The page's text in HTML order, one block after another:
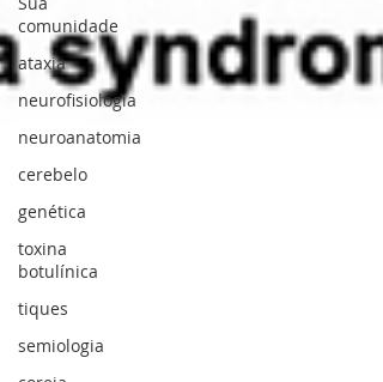
comunidade
ataxia
neurofisiologia
neuroanatomia
cerebelo
genética
toxina
botulínica
tiques
semiologia